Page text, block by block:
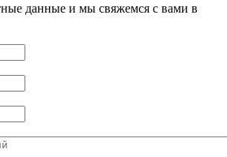
данные и мы свяжемся с вами в